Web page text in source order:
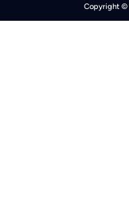
Copyright ©